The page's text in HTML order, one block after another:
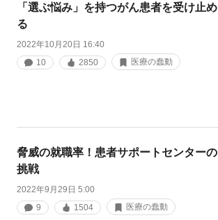
「選ぶ悩み」を持つがん患者を受け止め
る
2022年10月20日 16:40
10
2850 医療の蠢動
脅威の就職率！患者サポートセンターの
挑戦
2022年9月29日 5:00
9
1504 医療の蠢動